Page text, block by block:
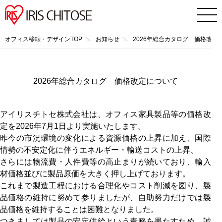
オフィス移転・デザインTOP お知らせ 2026年総合カタログ 価格改定
2026年総合カタログ 価格改定について
アイリスチトセ株式会社は、オフィス家具製品等の価格改
定を2026年7月1日より実施いたします。
昨今の市況環境の変化による資源価格の上昇に加え、国際
情勢の不安定化に伴うエネルギー・輸送コストの上昇、
さらには物流費・人件費等の高止まりが続いており、輸入
材価格並びに製品原価を大きく押し上げております。
これまで製造工程における合理化やコスト削減を図り、製
品価格の維持に努めて参りましたが、自助努力だけでは製
品価格を維持することは困難となりました。